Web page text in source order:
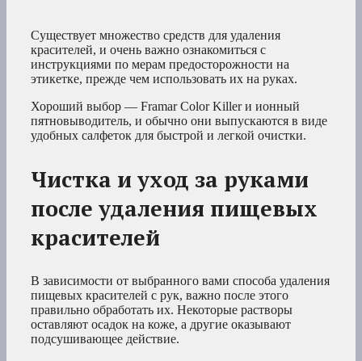
Существует множество средств для удаления
красителей, и очень важно ознакомиться с
инструкциями по мерам предосторожности на
этикетке, прежде чем использовать их на руках.
Хороший выбор — Framar Color Killer и ионный
пятновыводитель, и обычно они выпускаются в виде
удобных салфеток для быстрой и легкой очистки.
Чистка и уход за руками
после удаления пищевых
красителей
В зависимости от выбранного вами способа удаления
пищевых красителей с рук, важно после этого
правильно обработать их. Некоторые растворы
оставляют осадок на коже, а другие оказывают
подсушивающее действие.